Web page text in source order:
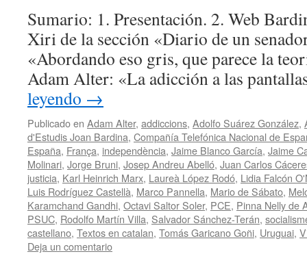
Sumario: 1. Presentación. 2. Web
Xiri de la sección «Diario de un
«Abordando eso gris, que parece la
Adam Alter: «La adicción a las
leyendo →
Publicado en Adam Alter, addiccions, Adolfo Suárez González,
d'Estudis Joan Bardina, Compañía Telefónica Nacional de
España, França, independència, Jaime Blanco García, Jaime
Molinari, Jorge Bruni, Josep Andreu Abelló, Juan Carlos
justicia, Karl Heinrich Marx, Laureà López Rodó, Lidia Falcón
Luis Rodríguez Castellà, Marco Pannella, Mario de Sábato,
Karamchand Gandhi, Octavi Saltor Soler, PCE, Pinna Nelly de
PSUC, Rodolfo Martín Villa, Salvador Sánchez-Terán,
castellano, Textos en catalan, Tomás Garicano Goñi, Uruguai,
Deja un comentario